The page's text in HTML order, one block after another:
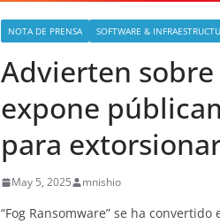
NOTA DE PRENSA SOFTWARE &
Advierten
expone
para
May 5, 2025 mnishio
“Fog Ransomware” se ha